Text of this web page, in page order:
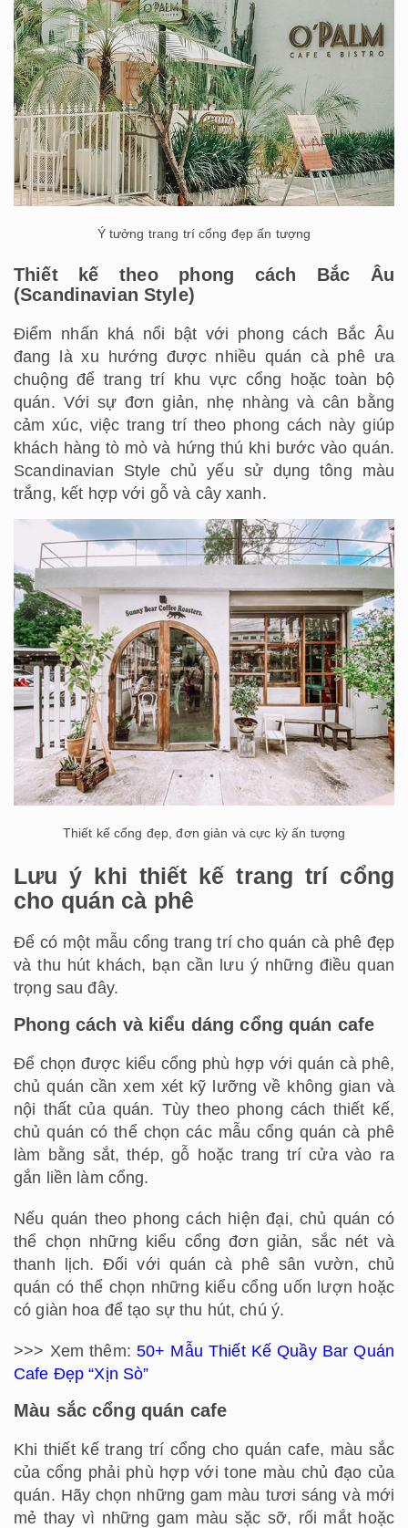
Ý tưởng trang trí cổng đẹp ấn tượng
Thiết kế theo phong cách Bắc Âu
(Scandinavian Style)
Điểm nhấn khá nổi bật với phong cách Bắc Âu
đang là xu hướng được nhiều quán cà phê ưa
chuộng để trang trí khu vực cổng hoặc toàn bộ
quán. Với sự đơn giản, nhẹ nhàng và cân bằng
cảm xúc, việc trang trí theo phong cách này giúp
khách hàng tò mò và hứng thú khi bước vào quán.
Scandinavian Style chủ yếu sử dụng tông màu
trắng, kết hợp với gỗ và cây xanh.
Thiết kế cổng đẹp, đơn giản và cực kỳ ấn tượng
Lưu ý khi thiết kế trang trí cổng
cho quán cà phê
Để có một mẫu cổng trang trí cho quán cà phê đẹp
và thu hút khách, bạn cần lưu ý những điều quan
trọng sau đây.
Phong cách và kiểu dáng cổng quán cafe
Để chọn được kiểu cổng phù hợp với quán cà phê,
chủ quán cần xem xét kỹ lưỡng về không gian và
nội thất của quán. Tùy theo phong cách thiết kế,
chủ quán có thể chọn các mẫu cổng quán cà phê
làm bằng sắt, thép, gỗ hoặc trang trí cửa vào ra
gắn liền làm cổng.
Nếu quán theo phong cách hiện đại, chủ quán có
thể chọn những kiểu cổng đơn giản, sắc nét và
thanh lịch. Đối với quán cà phê sân vườn, chủ
quán có thể chọn những kiểu cổng uốn lượn hoặc
có giàn hoa để tạo sự thu hút, chú ý.
>>> Xem thêm: 50+ Mẫu Thiết Kế Quầy Bar Quán
Cafe Đẹp “Xịn Sò”
Màu sắc cổng quán cafe
Khi thiết kế trang trí cổng cho quán cafe, màu sắc
của cổng phải phù hợp với tone màu chủ đạo của
quán. Hãy chọn những gam màu tươi sáng và mới
mẻ thay vì những gam màu sặc sỡ, rối mắt hoặc